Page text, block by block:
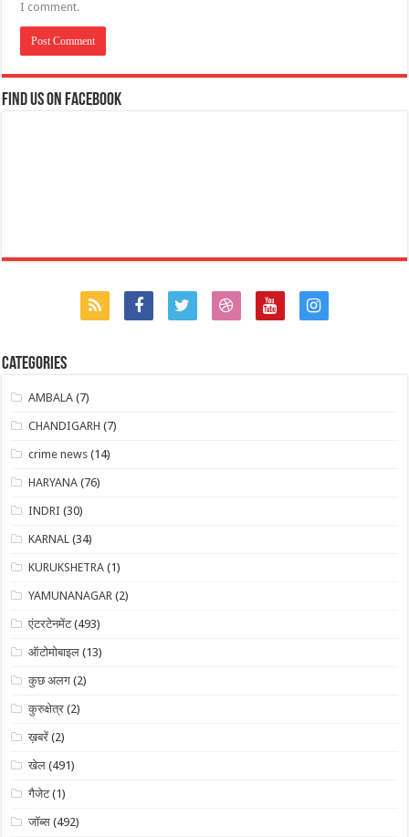
I comment.
Find us on Facebook
Categories
AMBALA (7)
CHANDIGARH (7)
crime news (14)
HARYANA (76)
INDRI (30)
KARNAL (34)
KURUKSHETRA (1)
YAMUNANAGAR (2)
एंटरटेनमेंट(493)
ऑटोमोबाइल (13)
कुछ अलग (2)
कुरुक्षेत्र (2)
ख़बरें (2)
खेल (491)
गैजेट(1)
जॉब्स (492)